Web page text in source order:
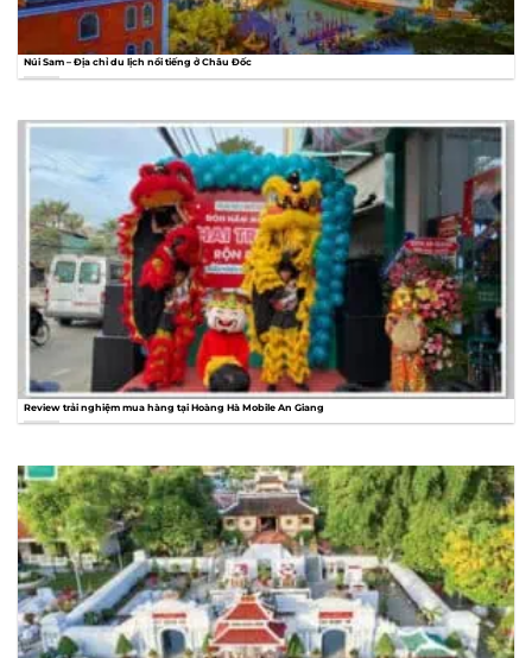
Núi Sam – Địa chỉ du lịch nổi tiếng ở Châu Đốc
Review trải nghiệm mua hàng tại Hoàng Hà Mobile An Giang